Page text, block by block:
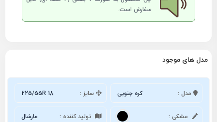
سفارش است.
مدل های موجود
مدل : کره جنوبی سایز : 225/55R 18
مشکی : تولید کننده : مارشال